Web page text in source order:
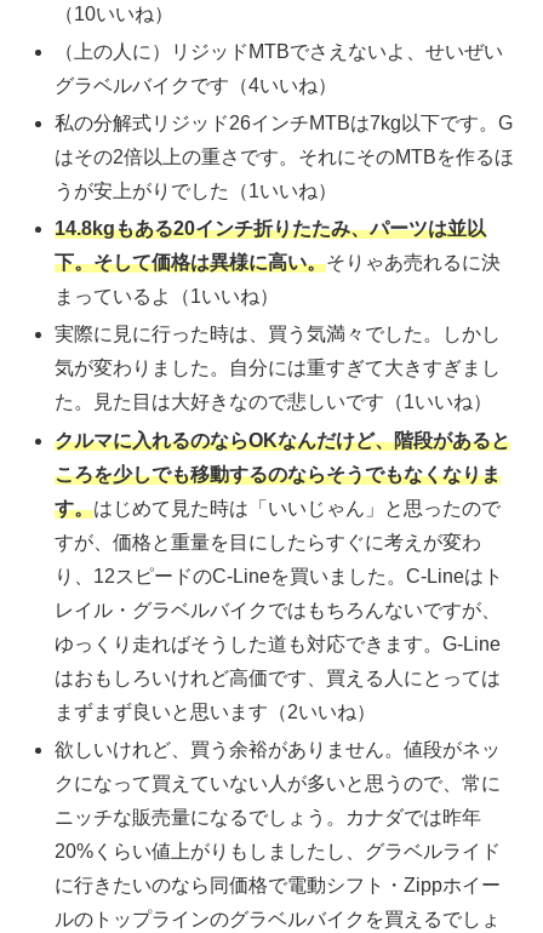
（10いいね）
（上の人に）リジッドMTBでさえないよ、せいぜい
グラベルバイクです（4いいね）
私の分解式リジッド26インチMTBは7kg以下です。G
はその2倍以上の重さです。それにそのMTBを作るほ
うが安上がりでした（1いいね）
14.8kgもある20インチ折りたたみ、パーツは並以
下。そして価格は異様に高い。そりゃあ売れるに決
まっているよ（1いいね）
実際に見に行った時は、買う気満々でした。しかし
気が変わりました。自分には重すぎて大きすぎまし
た。見た目は大好きなので悲しいです（1いいね）
クルマに入れるのならOKなんだけど、階段があると
ころを少しでも移動するのならそうでもなくなりま
す。はじめて見た時は「いいじゃん」と思ったので
すが、価格と重量を目にしたらすぐに考えが変わ
り、12スピードのC-Lineを買いました。C-Lineはト
レイル・グラベルバイクではもちろんないですが、
ゆっくり走ればそうした道も対応できます。G-Line
はおもしろいけれど高価です、買える人にとっては
まずまず良いと思います（2いいね）
欲しいけれど、買う余裕がありません。値段がネッ
クになって買えていない人が多いと思うので、常に
ニッチな販売量になるでしょう。カナダでは昨年
20%くらい値上がりもしましたし、グラベルライド
に行きたいのなら同価格で電動シフト・Zippホイー
ルのトップラインのグラベルバイクを買えるでしょ